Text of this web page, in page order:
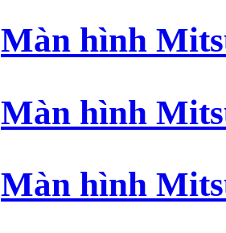
Màn hình
Màn hình
Màn hình